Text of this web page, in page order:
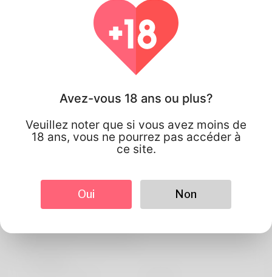
Avez-vous 18 ans ou plus?
Veuillez noter que si vous avez moins de
18 ans, vous ne pourrez pas accéder à
ce site.
Oui Non
Gabriel
Information de profil